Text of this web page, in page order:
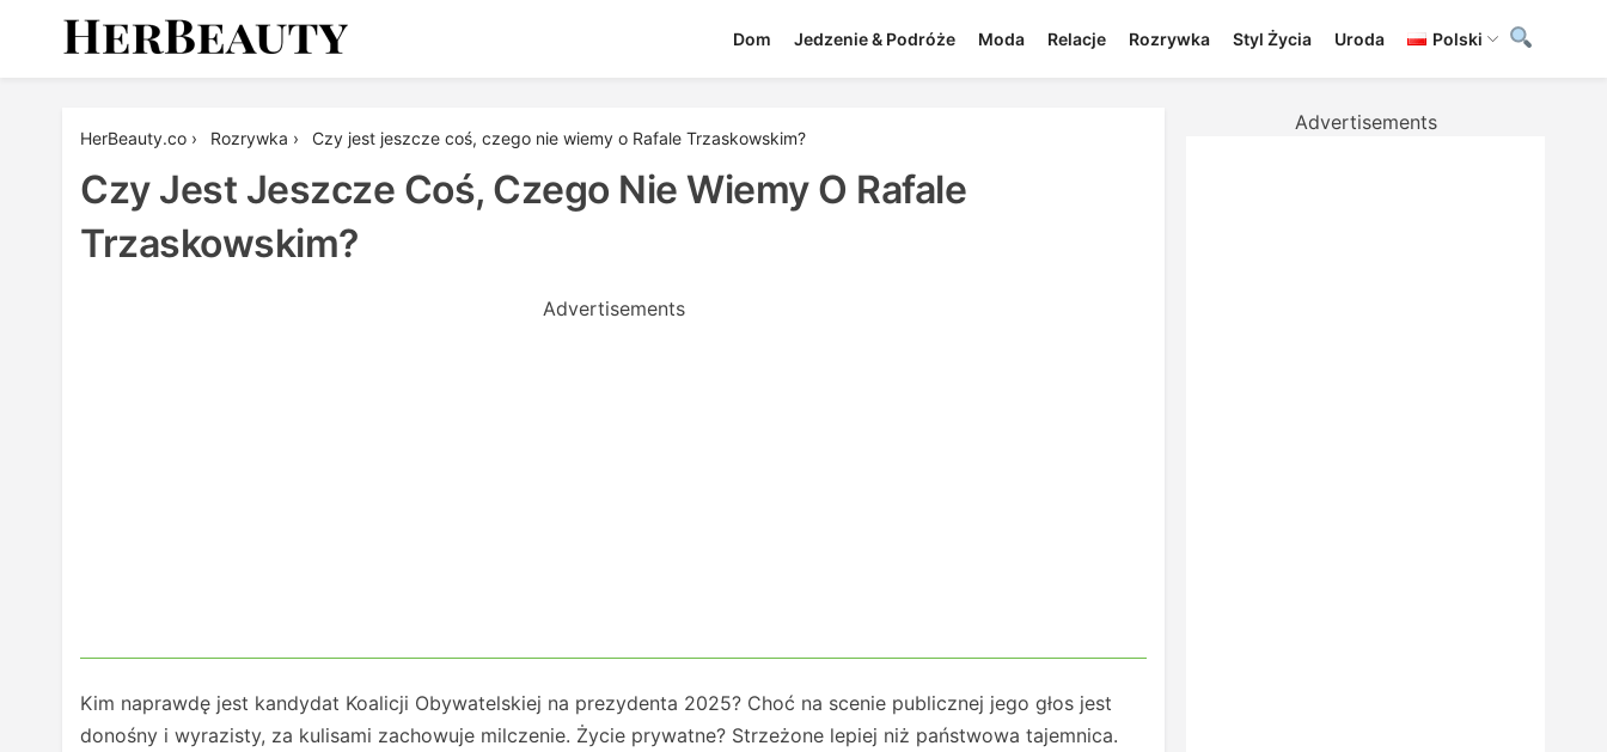
Dom Jedzenie & Podróże Moda Relacje Rozrywka Styl Życia Uroda Polski
HerBeauty.co › Rozrywka › Czy jest jeszcze coś, czego nie wiemy o Rafale Trzaskowskim?
Czy Jest Jeszcze Coś, Czego Nie Wiemy O Rafale
Trzaskowskim?
Advertisements
Kim naprawdę jest kandydat Koalicji Obywatelskiej na prezydenta 2025? Choć na scenie publicznej jego głos jest
donośny i wyrazisty, za kulisami zachowuje milczenie. Życie prywatne? Strzeżone lepiej niż państwowa tajemnica.
Advertisements